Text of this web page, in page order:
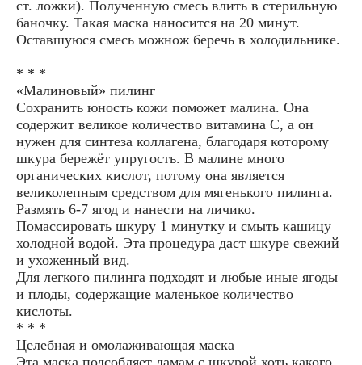
ст. ложки). Полученную смесь влить в стерильную
баночку. Такая маска наносится на 20 минут.
Оставшуюся смесь можнож беречь в холодильнике.
* * *
«Малиновый» пилинг
Сохранить юность кожи поможет малина. Она
содержит великое количество витамина С, а он
нужен для синтеза коллагена, благодаря которому
шкура бережёт упругость. В малине много
органических кислот, потому она является
великолепным средством для мягенького пилинга.
Размять 6-7 ягод и нанести на личико.
Помассировать шкуру 1 минутку и смыть кашицу
холодной водой. Эта процедура даст шкуре свежий
и ухоженный вид.
Для легкого пилинга подходят и любые иные ягоды
и плоды, содержащие маленькое количество
кислоты.
* * *
Целебная и омолаживающая маска
Эта маска подсобляет дамам с шкурой хоть какого